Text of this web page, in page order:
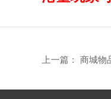
上一篇： 商城